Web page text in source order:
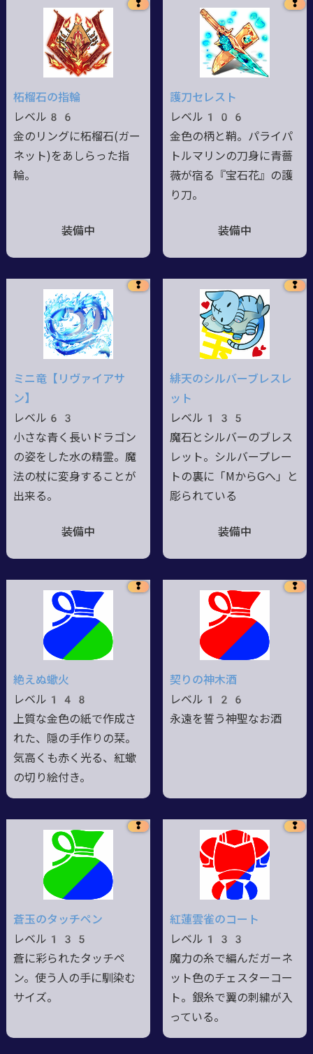
❢
柘榴石の指輪
レベル86
金のリングに柘榴石(ガー
ネット)をあしらった指
輪。
装備中
❢
護刀セレスト
レベル106
金色の柄と鞘。パライパ
トルマリンの刀身に青薔
薇が宿る『宝石花』の護
り刀。
装備中
❢
ミニ竜【リヴァイアサ
ン】
レベル63
小さな青く長いドラゴン
の姿をした水の精霊。魔
法の杖に変身することが
出来る。
装備中
❢
緋天のシルバーブレスレ
ット
レベル135
魔石とシルバーのブレス
レット。シルバープレー
トの裏に「MからGへ」と
彫られている
装備中
❢
絶えぬ蠍火
レベル148
上質な金色の紙で作成さ
れた、隠の手作りの栞。
気高くも赤く光る、紅蠍
の切り絵付き。
❢
契りの神木酒
レベル126
永遠を誓う神聖なお酒
❢
蒼玉のタッチペン
レベル135
蒼に彩られたタッチペ
ン。使う人の手に馴染む
サイズ。
❢
紅蓮雲雀のコート
レベル133
魔力の糸で編んだガーネ
ット色のチェスターコー
ト。銀糸で翼の刺繍が入
っている。